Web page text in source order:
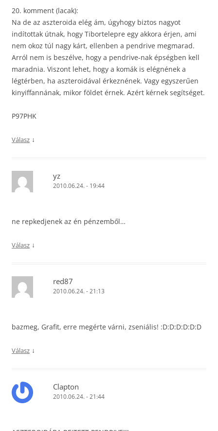
20. komment (lacak):
Na de az aszteroida elég ám, úgyhogy biztos nagyot
indítottak útnak, hogy Tibortelepre egy akkora érjen, ami
nem okoz túl nagy kárt, ellenben a pendrive megmarad.
Arról nem is beszélve, hogy a pendrive-nak épségben kell
maradnia. Viszont lehet, hogy a komák is elégnének a
légtérben, ha aszteroidával érkeznének. Vagy egyszerűen
kinyiffannának, mikor földet érnek. Azért kérnek segítséget.
P97PHK
Válasz ↓
yz
2010.06.24. - 19:44
ne repkedjenek az én pénzemből…
Válasz ↓
red87
2010.06.24. - 21:13
bazmeg, Grafit, erre megérte várni, zseniális! :D:D:D:D:D:D
Válasz ↓
Clapton
2010.06.24. - 21:44